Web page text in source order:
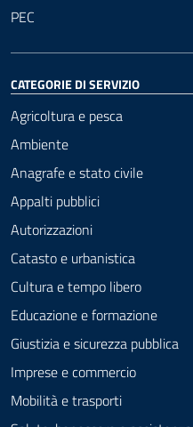
PEC
CATEGORIE DI SERVIZIO
Agricoltura e pesca
Ambiente
Anagrafe e stato civile
Appalti pubblici
Autorizzazioni
Catasto e urbanistica
Cultura e tempo libero
Educazione e formazione
Giustizia e sicurezza pubblica
Imprese e commercio
Mobilità e trasporti